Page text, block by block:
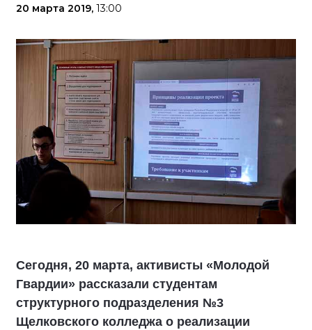
20 марта 2019, 13:00
Сегодня, 20 марта, активисты «Молодой
Гвардии» рассказали студентам
структурного подразделения №3
Щелковского колледжа о реализации